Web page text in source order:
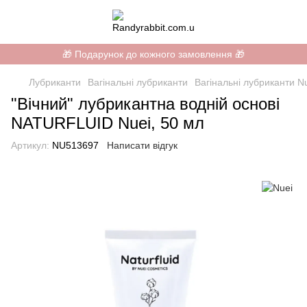
🎁 Подарунок до кожного замовлення 🎁
Лубриканти Вагінальні лубриканти Вагінальні лубриканти
"Вічний" лубрикантна водній основі
NATURFLUID Nuei, 50 мл
Артикул: NU513697 Написати відгук